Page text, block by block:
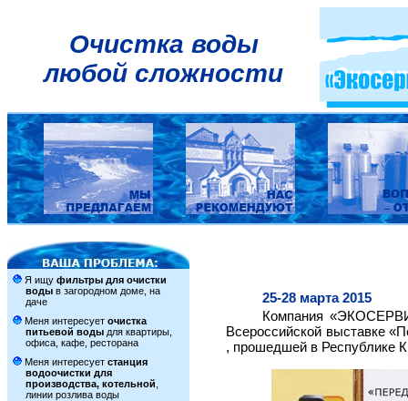
Очистка воды
любой сложности
Я ищу фильтры для очистки
воды в загородном доме, на
даче
Меня интересует очистка
питьевой воды для квартиры,
офиса, кафе, ресторана
Меня интересует станция
водоочистки для
производства, котельной
линии розлива воды
25-28 марта 2015
Компания
Всероссийской выставке
, прошедшей в Республике